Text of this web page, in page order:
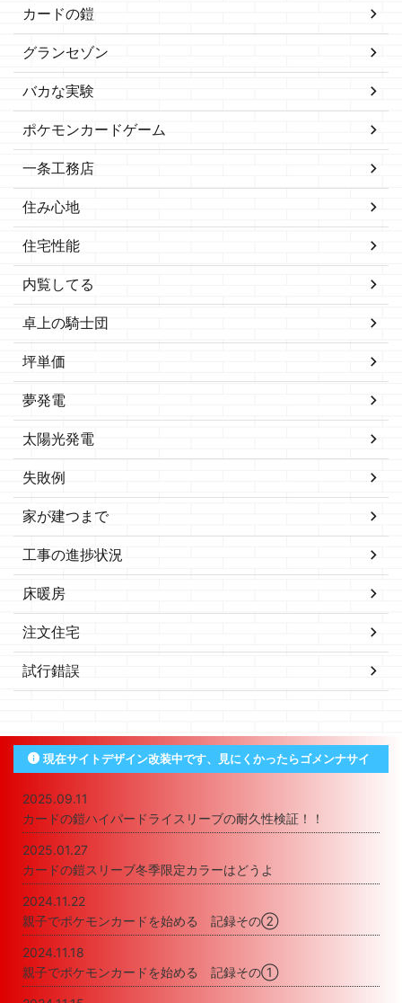
カードの鎧
グランセゾン
バカな実験
ポケモンカードゲーム
一条工務店
住み心地
住宅性能
内覧してる
卓上の騎士団
坪単価
夢発電
太陽光発電
失敗例
家が建つまで
工事の進捗状況
床暖房
注文住宅
試行錯誤
現在サイトデザイン改装中です、見にくかったらゴメンナサイ
2025.09.11
カードの鎧ハイパードライスリーブの耐久性検証！！
2025.01.27
カードの鎧スリーブ冬季限定カラーはどうよ
2024.11.22
親子でポケモンカードを始める 記録その②
2024.11.18
親子でポケモンカードを始める 記録その①